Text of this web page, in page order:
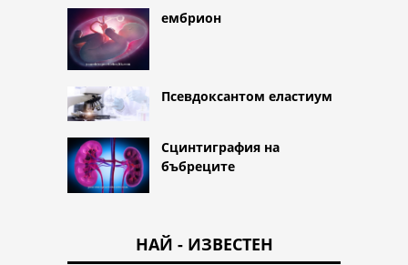
ембрион
Псевдоксантом еластиум
Сцинтиграфия на
бъбреците
НАЙ - ИЗВЕСТЕН